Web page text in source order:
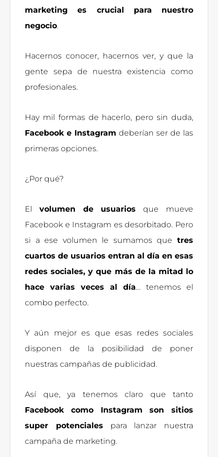
marketing es crucial para nuestro
negocio.
Hacernos conocer, hacernos ver, y que la
gente sepa de nuestra existencia como
profesionales.
Hay mil formas de hacerlo, pero sin duda,
Facebook e Instagram deberían ser de las
primeras opciones.
¿Por qué?
El volumen de usuarios que mueve
Facebook e Instagram es desorbitado. Pero
si a ese volumen le sumamos que tres
cuartos de usuarios entran al día en esas
redes sociales, y que más de la mitad lo
hace varias veces al día… tenemos el
combo perfecto.
Y aún mejor es que esas redes sociales
disponen de la posibilidad de poner
nuestras campañas de publicidad.
Así que, ya tenemos claro que tanto
Facebook como Instagram son sitios
super potenciales para lanzar nuestra
campaña de marketing.